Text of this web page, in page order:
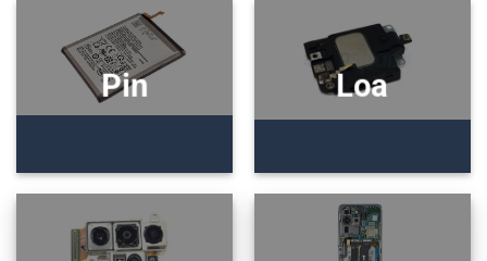
Pin Loa